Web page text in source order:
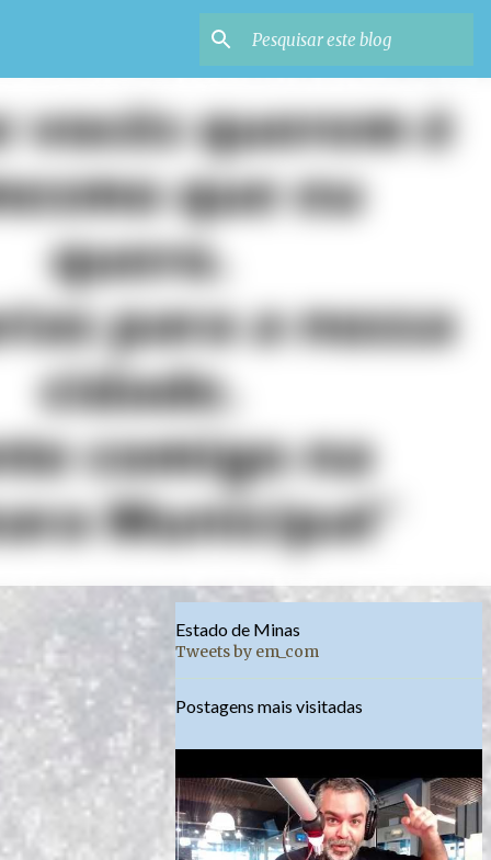
Estado de Minas
Tweets by em_com
Postagens mais visitadas